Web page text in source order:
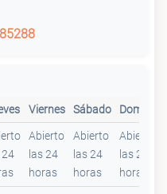
Viernes Sábado Domingo
24
Abierto
las 24
horas
Abierto
las 24
horas
Abierto
las 24
horas